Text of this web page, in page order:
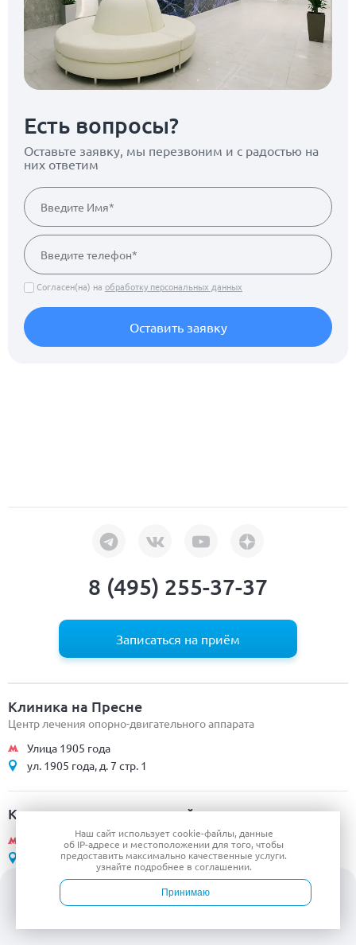
Есть вопросы?
Оставьте заявку, мы перезвоним и с радостью на
них ответим
Согласен(на) на обработку персональных данных
Оставить заявку
8 (495) 255-37-37
Записаться на приём
Клиника на Пресне
Центр лечения опорно-двигательного аппарата
Улица 1905 года
ул. 1905 года, д. 7 стр. 1
Клинико-диагностический центр
ул. 1905 года
ул. 1905 года, д. 7 стр. 1
Клиника на Пр-те Мира
Наш сайт используетcookie-файлы, данные
об IP-адресе и местоположении для того, чтобы
предоставить максимально качественные услуги.
узнайте подробнее в соглашении.
Принимаю